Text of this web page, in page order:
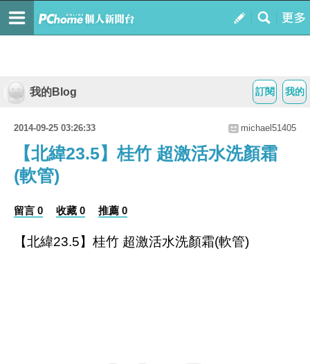
我的
訂閱
我的Blog
2014-09-25 03:26:33 michael51405
【北緯23.5】桂竹 超激活水洗顏霜
(軟管)
留言 0 收藏 0 推薦 0
【北緯23.5】桂竹 超激活水洗顏霜(軟管)